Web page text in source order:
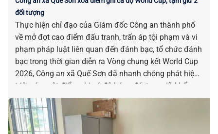
đối tượng
Thực hiện chỉ đạo của Giám đốc Công an thành phố
về mở đợt cao điểm đấu tranh, trấn áp tội phạm và vi
phạm pháp luật liên quan đến đánh bạc, tổ chức đánh
bạc trong thời gian diễn ra Vòng chung kết World Cup
2026, Công an xã Quế Sơn đã nhanh chóng phát hiện,
triệt xóa một điểm ghi cá độ bóng đá, tạm giữ khẩn
cấp 2 đối tượng để điều tra về hành vi đánh bạc.